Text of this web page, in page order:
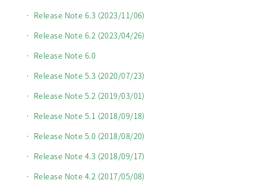
• Release Note 6.3 (2023/11/06)
• Release Note 6.2 (2023/04/26)
• Release Note 6.0
• Release Note 5.3 (2020/07/23)
• Release Note 5.2 (2019/03/01)
• Release Note 5.1 (2018/09/18)
• Release Note 5.0 (2018/08/20)
• Release Note 4.3 (2018/09/17)
• Release Note 4.2 (2017/05/08)